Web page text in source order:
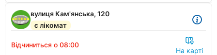
вулиця Кам'янська, 120
є лікомат
Відчиниться о 08:00
На карті